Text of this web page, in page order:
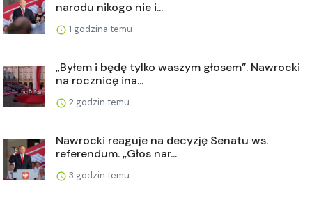
narodu nikogo nie i...
1 godzina temu
„Byłem i będę tylko waszym głosem”. Nawrocki
na rocznicę ina...
2 godzin temu
Nawrocki reaguje na decyzję Senatu ws.
referendum. „Głos nar...
3 godzin temu